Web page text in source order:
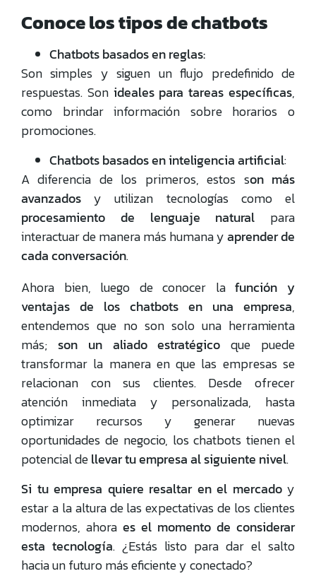
Conoce los tipos de chatbots
Chatbots basados en reglas:
Son simples y siguen un flujo predefinido de
respuestas. Son ideales para tareas específicas,
como brindar información sobre horarios o
promociones.
Chatbots basados en inteligencia artificial:
A diferencia de los primeros, estos son más
avanzados y utilizan tecnologías como el
procesamiento de lenguaje
natural para
interactuar de manera más humana yaprender de
cada conversación.
Ahora bien, luego de conocer lafunción y
ventajas de los chatbots en una empresa,
entendemos que no son solo una herramienta
más; son un aliado estratégico que puede
transformar la manera en que las empresas se
relacionan con sus clientes. Desde ofrecer
atención inmediata y personalizada, hasta
optimizar recursos y generar nuevas
oportunidades de negocio, los chatbots tienen el
potencial dellevar tu empresa al siguiente nivel.
Si tu empresa quiere resaltar en el mercadoy
estar a la altura de las expectativas de los clientes
modernos, ahora es el momento de considerar
esta tecnología. ¿Estás listo para dar el salto
hacia un futuro más eficiente y conectado?